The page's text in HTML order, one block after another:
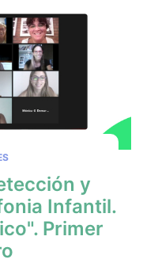
y
Infantil.
Primer